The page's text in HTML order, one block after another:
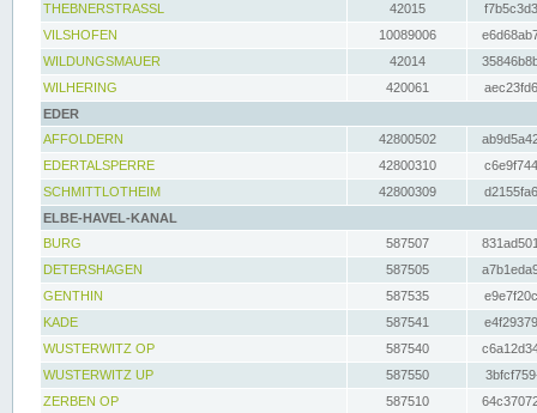
THEBNERSTRASSL
42015
VILSHOFEN
10089006
WILDUNGSMAUER
42014
WILHERING
420061
EDER
AFFOLDERN
42800502
EDERTALSPERRE
42800310
SCHMITTLOTHEIM
42800309
ELBE-HAVEL-KANAL
BURG
587507
DETERSHAGEN
587505
GENTHIN
587535
KADE
587541
WUSTERWITZ OP
587540
WUSTERWITZ UP
587550
ZERBEN OP
587510